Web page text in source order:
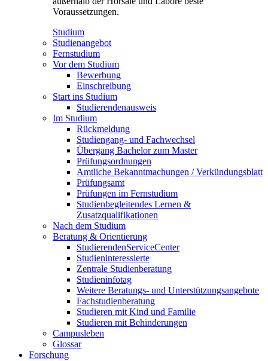
Voraussetzungen.
Studium
Studienangebot
Fernstudium
Vor dem Studium
Bewerbung
Einschreibung
Start ins Studium
Studierendenausweis
Im Studium
Rückmeldung
Studiengang- und Fachwechsel
Übergang Bachelor zum Master
Prüfungsordnungen
Amtliche Bekanntmachungen / Verkündungsblatt
Prüfungsamt
Prüfungen im Fernstudium
Studienbegleitendes Lernen &
Zusatzqualifikationen
Nach dem Studium
Beratung & Orientierung
StudierendenServiceCenter
Studieninteressierte
Zentrale Studienberatung
Studieninfotag
Weitere Beratungs- und Unterstützungsangebote
Fachstudienberatung
Studieren mit Kind und Familie
Studieren mit Behinderungen
Campusleben
Glossar
Forschung